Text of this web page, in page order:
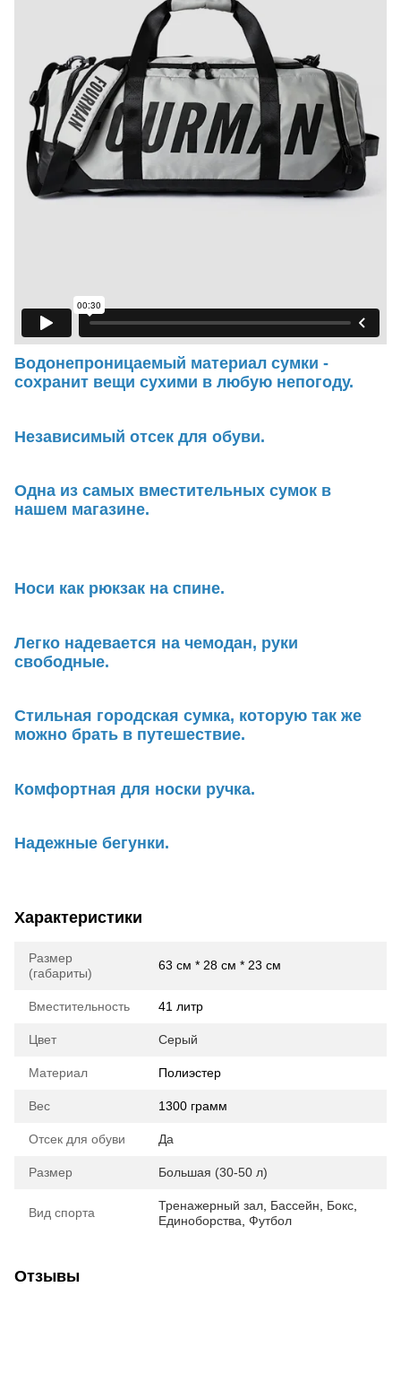
Водонепроницаемый материал сумки -
сохранит вещи сухими в любую непогоду.
Независимый отсек для обуви.
Одна из самых вместительных сумок в
нашем магазине.
Носи как рюкзак на спине.
Легко надевается на чемодан, руки
свободные.
Стильная городская сумка, которую так же
можно брать в путешествие.
Комфортная для носки ручка.
Надежные бегунки.
Характеристики
Размер
(габариты)
63 см * 28 см * 23 см
Вместительность 41 литр
Цвет Серый
Материал Полиэстер
Вес 1300 грамм
Отсек для обуви Да
Размер Большая (30-50 л)
Вид спорта Тренажерный зал Бассейн Бокс
Единоборства Футбол
Отзывы